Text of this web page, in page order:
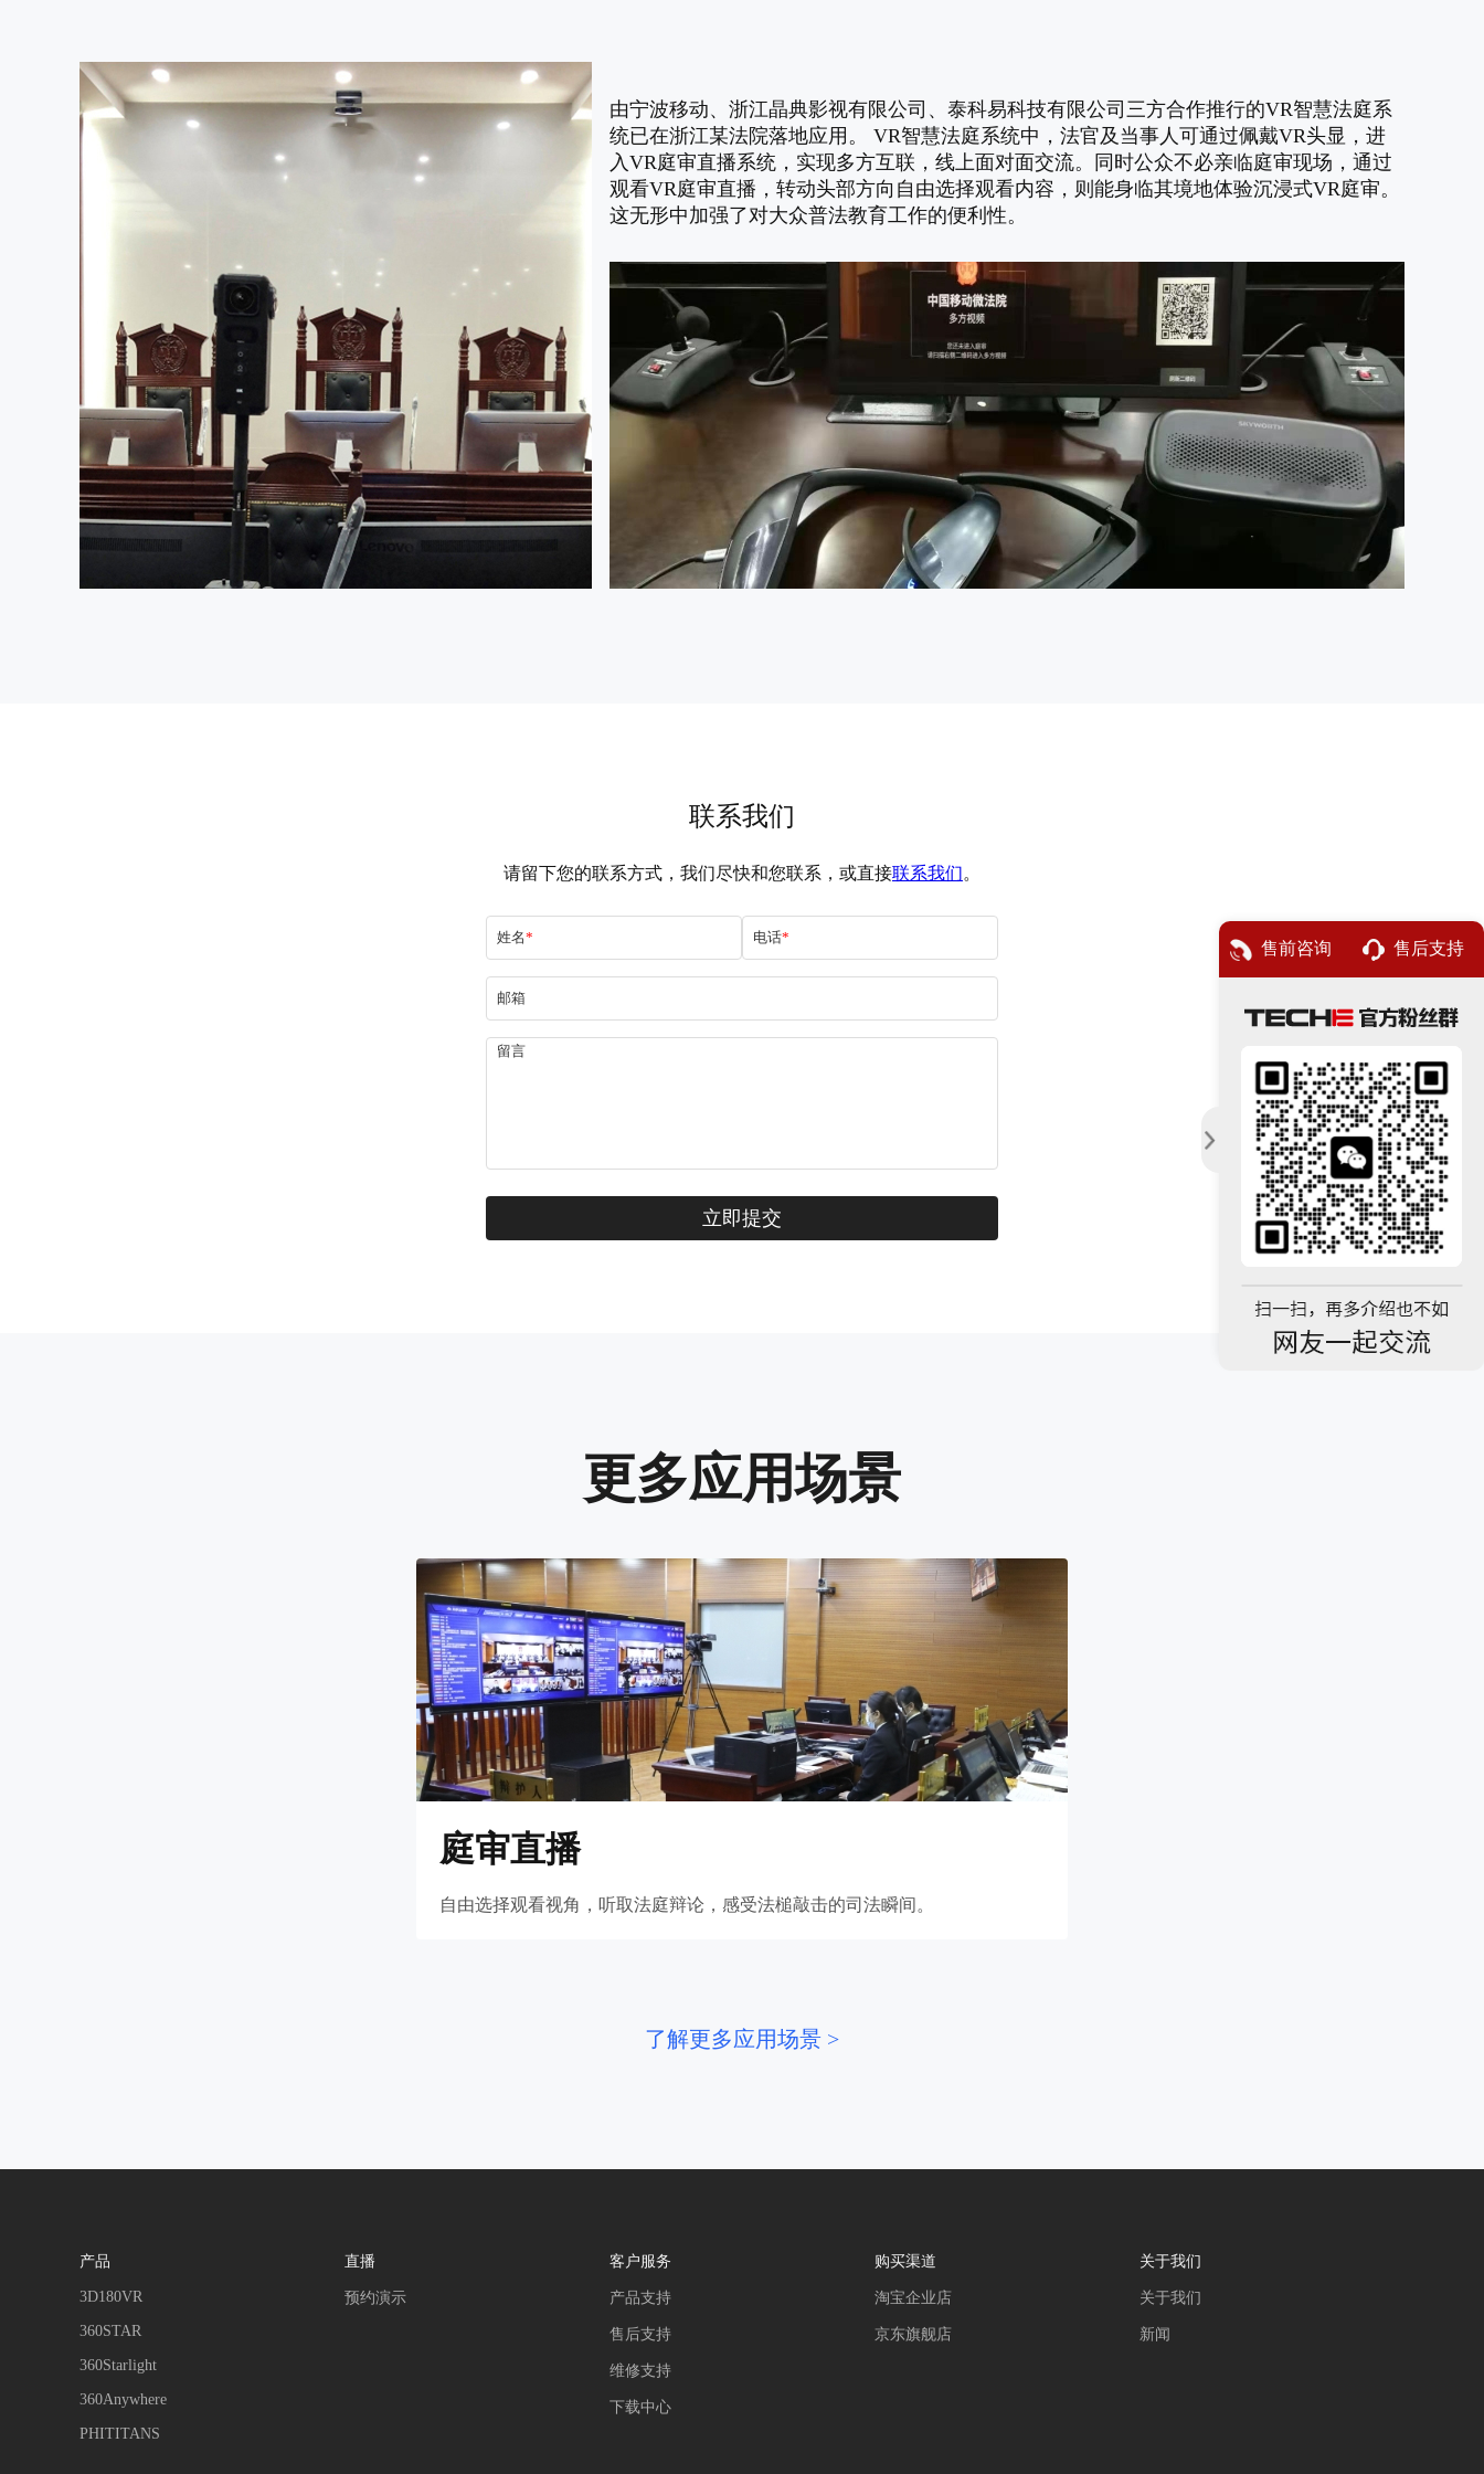
由宁波移动、浙江晶典影视有限公司、泰科易科技有限公司三方合作推行的VR智慧法庭系
统已在浙江某法院落地应用。 VR智慧法庭系统中，法官及当事人可通过佩戴VR头显，进
入VR庭审直播系统，实现多方互联，线上面对面交流。同时公众不必亲临庭审现场，通过
观看VR庭审直播，转动头部方向自由选择观看内容，则能身临其境地体验沉浸式VR庭审。
这无形中加强了对大众普法教育工作的便利性。
更多应用场景
庭审直播
自由选择观看视角，听取法庭辩论，感受法槌敲击的司法瞬间。
了解更多应用场景 >
产品
3D180VR
360STAR
360Starlight
360Anywhere
PHITITANS
直播
预约演示
客户服务
产品支持
售后支持
维修支持
下载中心
购买渠道
淘宝企业店
京东旗舰店
关于我们
关于我们
新闻
售前咨询 售后支持